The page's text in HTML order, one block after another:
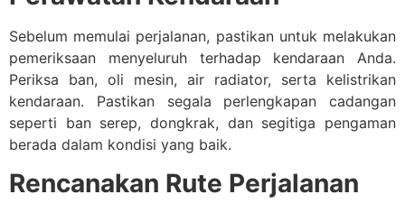
Sebelum memulai perjalanan, pastikan untuk melakukan
pemeriksaan menyeluruh terhadap kendaraan Anda.
Periksa ban, oli mesin, air radiator, serta kelistrikan
kendaraan. Pastikan segala perlengkapan cadangan
seperti ban serep, dongkrak, dan segitiga pengaman
berada dalam kondisi yang baik.
Rencanakan Rute Perjalanan